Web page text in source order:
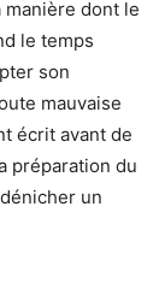
manière dont le
le temps
son
mauvaise
écrit avant de
préparation du
un